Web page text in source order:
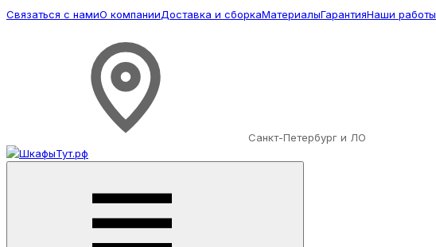
Связаться с намиО компанииДоставка и сборкаМатериалыГарантияНаши работы
Санкт-Петербург и ЛО